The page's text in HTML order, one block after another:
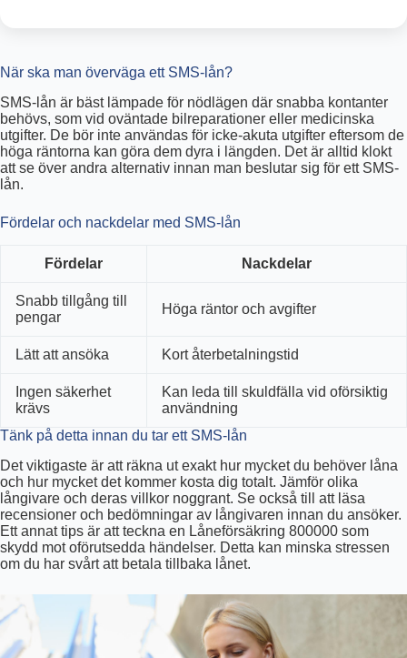
När ska man överväga ett SMS-lån?
SMS-lån är bäst lämpade för nödlägen där snabba kontanter
behövs, som vid oväntade bilreparationer eller medicinska
utgifter. De bör inte användas för icke-akuta utgifter eftersom de
höga räntorna kan göra dem dyra i längden. Det är alltid klokt
att se över andra alternativ innan man beslutar sig för ett SMS-
lån.
Fördelar och nackdelar med SMS-lån
Fördelar Nackdelar
Snabb tillgång till
pengar
Höga räntor och avgifter
Lätt att ansöka Kort återbetalningstid
Ingen säkerhet
krävs
Kan leda till skuldfälla vid oförsiktig
användning
Tänk på detta innan du tar ett SMS-lån
Det viktigaste är att räkna ut exakt hur mycket du behöver låna
och hur mycket det kommer kosta dig totalt. Jämför olika
långivare och deras villkor noggrant. Se också till att läsa
recensioner och bedömningar av långivaren innan du ansöker.
Ett annat tips är att teckna en Låneförsäkring 800000 som
skydd mot oförutsedda händelser. Detta kan minska stressen
om du har svårt att betala tillbaka lånet.